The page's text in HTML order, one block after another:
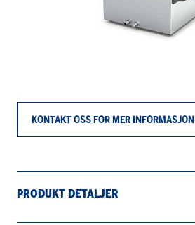
KONTAKT OSS FOR MER INFORMASJON
PRODUKT DETALJER